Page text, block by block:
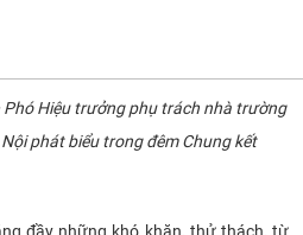
Phó Hiệu trưởng phụ trách nhà trường
phát biểu trong đêm Chung kết
đầy những khó khăn, thử thách, từ